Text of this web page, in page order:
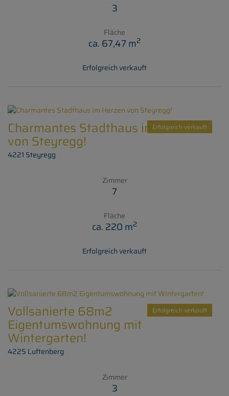
3
Fläche
ca. 67,47 m2
Erfolgreich verkauft
Erfolgreich verkauft
Charmantes Stadthaus im Herzen
von Steyregg!
4221 Steyregg
Zimmer
7
Fläche
ca. 220 m2
Erfolgreich verkauft
Erfolgreich verkauft
Vollsanierte 68m2
Eigentumswohnung mit
Wintergarten!
4225 Luftenberg
Zimmer
3